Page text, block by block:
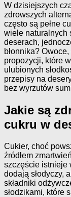
W dzisiejszych
zdrowszych
często są pełne
wiele naturalnych
deserach,
błonnika?
propozycji, które
ulubionych
przepisy na
bez wyrzutów
Jakie są
cukru w
Cukier, choć
źródłem
szczęście istnieje
dodają słodyczy,
składniki
słodzikami, które